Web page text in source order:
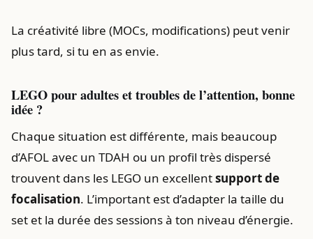
La créativité libre (MOCs, modifications) peut venir
plus tard, si tu en as envie.
LEGO pour adultes et troubles de l’attention, bonne
idée ?
Chaque situation est différente, mais beaucoup
d’AFOL avec un TDAH ou un profil très dispersé
trouvent dans les LEGO un excellentsupport de
focalisation. L’important est d’adapter la taille du
set et la durée des sessions à ton niveau d’énergie.